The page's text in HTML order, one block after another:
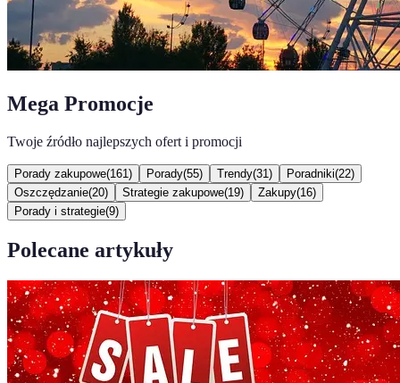
Mega Promocje
Twoje źródło najlepszych ofert i promocji
Porady zakupowe(161 ) Porady(55) Trendy(31 ) Poradniki(22)
Oszczędzanie(20) Strategie zakupowe(19) Zakupy(16)
Porady i strategie(9)
Polecane artykuły